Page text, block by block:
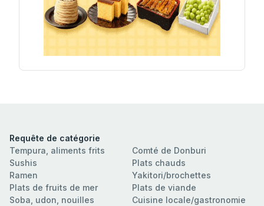
Requête de catégorie
Tempura, aliments frits
Sushis
Ramen
Plats de fruits de mer
Soba, udon, nouilles
Comté de Donburi
Plats chauds
Yakitori/brochettes
Plats de viande
Cuisine locale/gastronomie